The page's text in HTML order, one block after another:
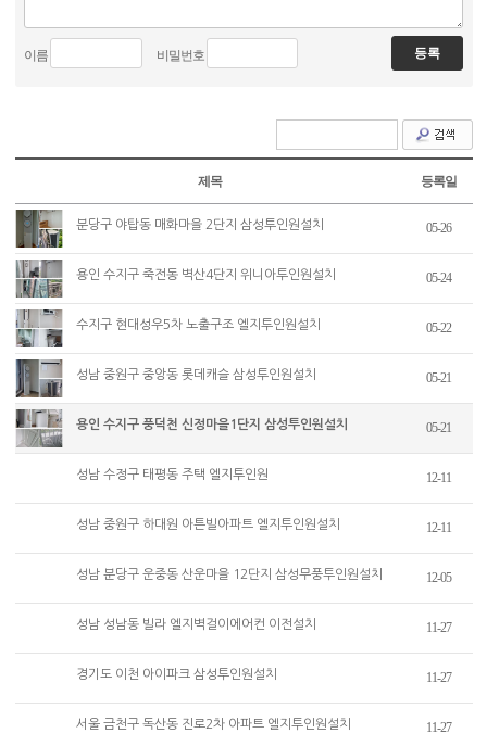
이름 비밀번호
제목 등록일
분당구 야탑동 매화마을 2단지 삼성투인원설치 05-26
용인 수지구 죽전동 벽산4단지 위니아투인원설치 05-24
수지구 현대성우5차 노출구조 엘지투인원설치 05-22
성남 중원구 중앙동 롯데캐슬 삼성투인원설치 05-21
용인 수지구 풍덕천 신정마을1단지 삼성투인원설치 05-21
성남 수정구 태평동 주택 엘지투인원 12-11
성남 중원구 하대원 아튼빌아파트 엘지투인원설치 12-11
성남 분당구 운중동 산운마을 12단지 삼성무풍투인원설치 12-05
성남 성남동 빌라 엘지벽걸이에어컨 이전설치 11-27
경기도 이천 아이파크 삼성투인원설치 11-27
서울 금천구 독산동 진로2차 아파트 엘지투인원설치 11-27